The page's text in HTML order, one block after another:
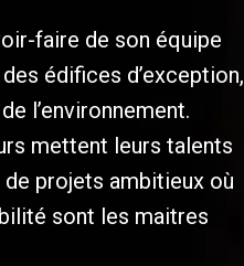
faire de son équipe
édifices d’exception,
l’environnement.
mettent leurs talents
projets ambitieux où
sont les maitres